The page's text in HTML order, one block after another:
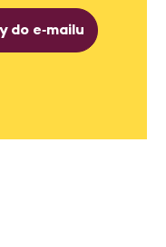
e‑mailu